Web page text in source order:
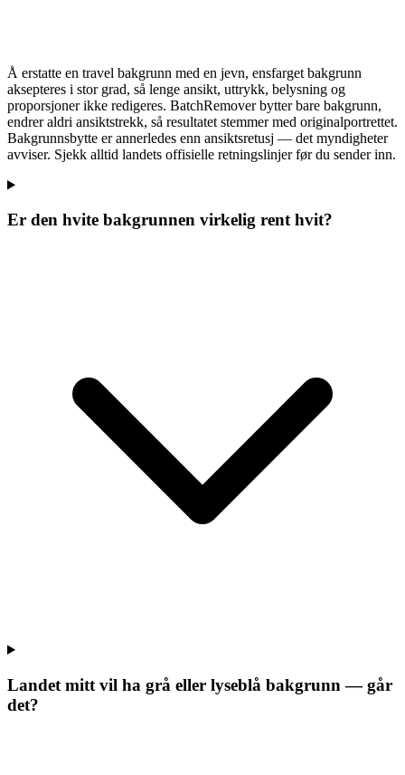
Å erstatte en travel bakgrunn med en jevn, ensfarget bakgrunn
aksepteres i stor grad, så lenge ansikt, uttrykk, belysning og
proporsjoner ikke redigeres. BatchRemover bytter bare bakgrunn,
endrer aldri ansiktstrekk, så resultatet stemmer med originalportrettet.
Bakgrunnsbytte er annerledes enn ansiktsretusj — det myndigheter
avviser. Sjekk alltid landets offisielle retningslinjer før du sender inn.
Er den hvite bakgrunnen virkelig rent hvit?
Landet mitt vil ha grå eller lyseblå bakgrunn — går
det?